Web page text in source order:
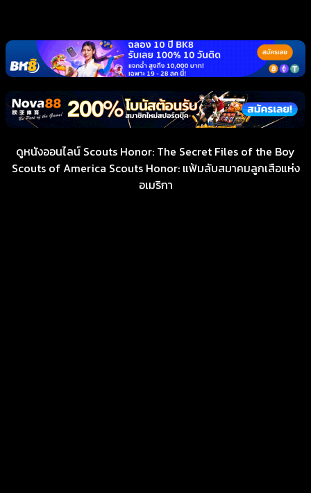
ดูหนังออนไลน์ Scouts Honor: The Secret Files of the Boy
Scouts of America Scouts Honor: แฟ้มลับสมาคมลูกเสือแห่ง
อเมริกา